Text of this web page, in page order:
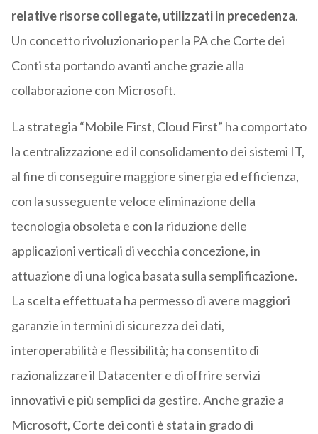
relative risorse collegate, utilizzati in precedenza.
Un concetto rivoluzionario per la PA che Corte dei
Conti sta portando avanti anche grazie alla
collaborazione con Microsoft.
La strategia “Mobile First, Cloud First” ha comportato
la centralizzazione ed il consolidamento dei sistemi IT,
al fine di conseguire maggiore sinergia ed efficienza,
con la susseguente veloce eliminazione della
tecnologia obsoleta e con la riduzione delle
applicazioni verticali di vecchia concezione, in
attuazione di una logica basata sulla semplificazione.
La scelta effettuata ha permesso di avere maggiori
garanzie in termini di sicurezza dei dati,
interoperabilità e flessibilità; ha consentito di
razionalizzare il Datacenter e di offrire servizi
innovativi e più semplici da gestire. Anche grazie a
Microsoft, Corte dei conti è stata in grado di